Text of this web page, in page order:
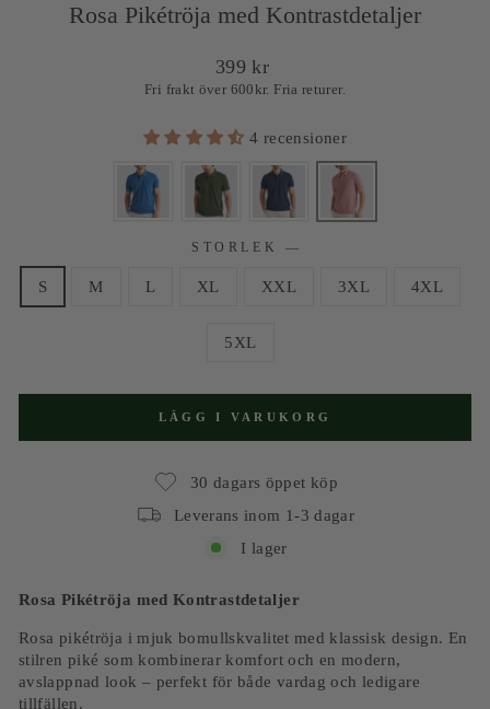
Rosa Pikétröja med Kontrastdetaljer
Ordinarie
pris
399 kr
Fri frakt över 600kr. Fria returer.
4 recensioner
STORLEK —
S M L XL XXL 3XL 4XL
5XL
LÄGG I VARUKORG
30 dagars öppet köp
Leverans inom 1-3 dagar
I lager
Rosa Pikétröja med Kontrastdetaljer
Rosa pikétröja i mjuk bomullskvalitet med klassisk design. En
stilren piké som kombinerar komfort och en modern,
avslappnad look – perfekt för både vardag och ledigare
tillfällen.